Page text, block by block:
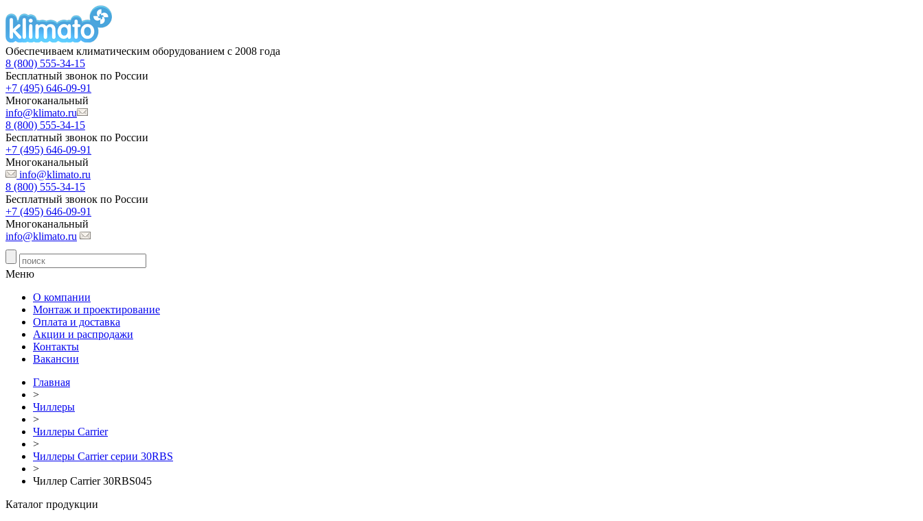
Обеспечиваем климатическим оборудованием с 2008 года
8 (800) 555-34-15
Бесплатный звонок по России
+7 (495) 646-09-91
Многоканальный
info@klimato.ru
8 (800) 555-34-15
Бесплатный звонок по России
+7 (495) 646-09-91
Многоканальный
info@klimato.ru
8 (800) 555-34-15
Бесплатный звонок по России
+7 (495) 646-09-91
Многоканальный
info@klimato.ru
Меню
О компании
Монтаж и проектирование
Оплата и доставка
Акции и распродажи
Контакты
Вакансии
Главная
>
Чиллеры
>
Чиллеры Carrier
>
Чиллеры Carrier серии 30RBS
>
Чиллер Carrier 30RBS045
Каталог продукции